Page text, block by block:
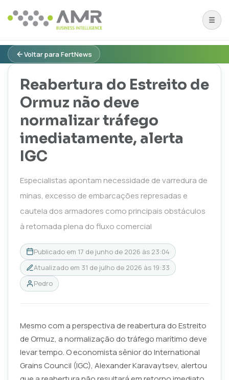
Voltar para FertNews
Reabertura do Estreito de
Ormuz não deve
normalizar tráfego
imediatamente, alerta
IGC
Especialistas apontam necessidade de varredura de
minas, excesso de embarcações represadas e
cautela dos armadores como principais obstáculos
à retomada plena do fluxo comercial
Publicado em 17 de junho de 2026 às 23:04
Atualizado em 31 de julho de 2026 às 19:33
Pedro
Mesmo com a perspectiva de reabertura do Estreito
de Ormuz, a normalização do tráfego marítimo deve
levar tempo. O economista sênior do International
Grains Council (IGC), Alexander Karavaytsev, alertou